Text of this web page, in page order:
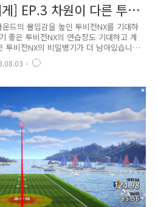
] EP.3 차원이 다른 투비
드의 몰입감을 높인 투비전NX를 기대하
좋은 투비전NX의 연습장도 기대하고 계
투비전NX의 비밀병기가 더 남아있습니다
는 ‘그린공략’!!! 투비전NX은 그린공략
자 그린에서 검은색 선으로 라이를 표시
주니 한 눈에 그린 라이가 보이며 더더욱
저 라이는 피하고 싶습니다. ㅠㅠ 그린
나 에이프런에서 종종 퍼터를 사용하기도
해 투비전 NX에서도 그린 ..